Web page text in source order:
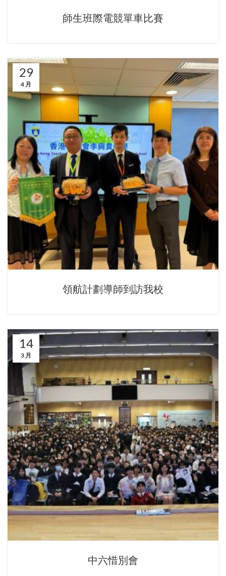
師生班際電競單車比賽
29
4 月
領航計劃導師到訪我校
14
3 月
中六惜別會